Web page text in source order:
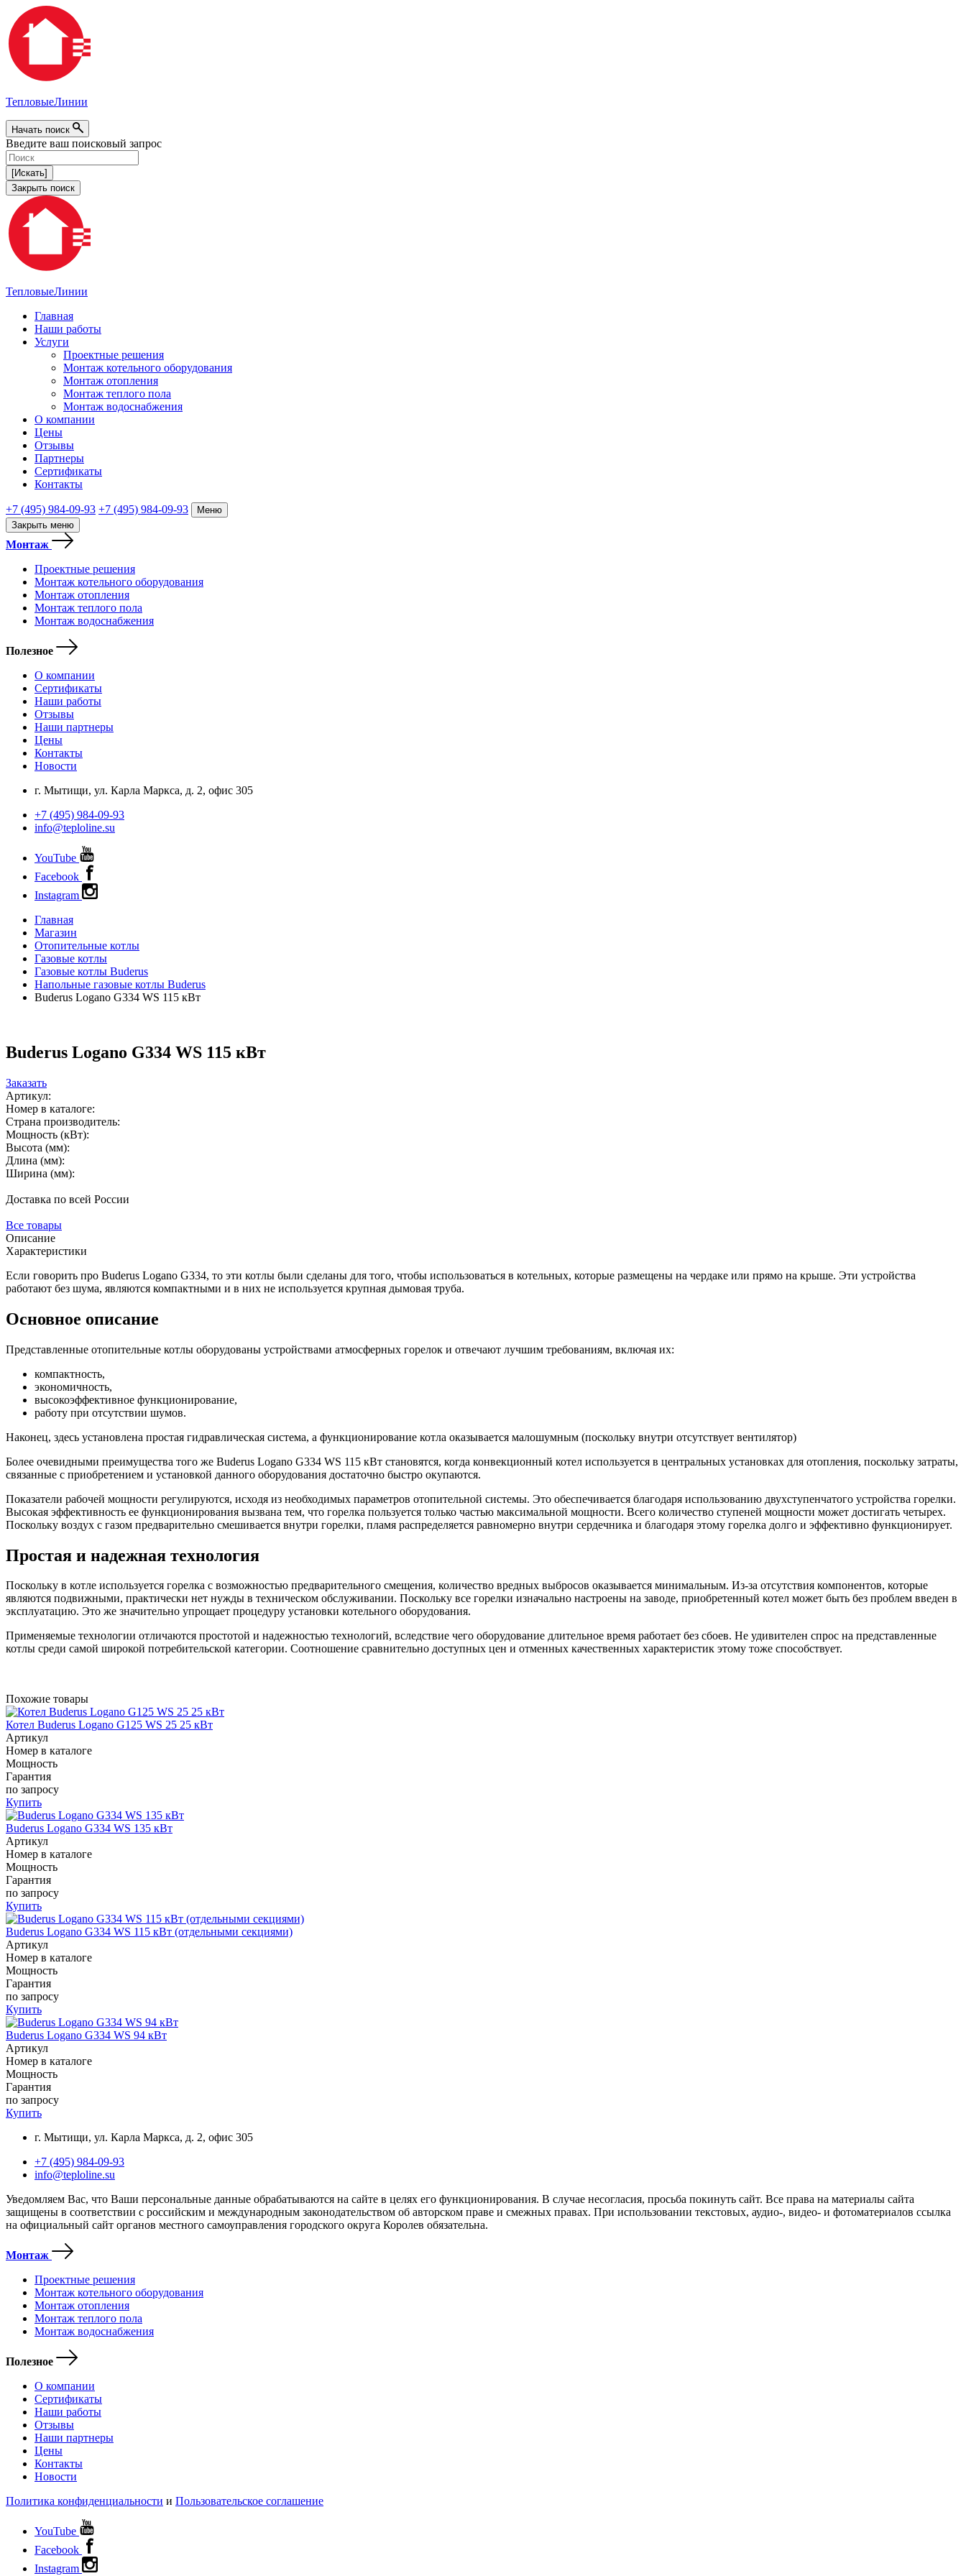
ТепловыеЛинии
Начать поиск
Введите ваш поисковый запрос
[Искать]
Закрыть поиск
ТепловыеЛинии
Главная
Наши работы
Услуги
Проектные решения
Монтаж котельного оборудования
Монтаж отопления
Монтаж теплого пола
Монтаж водоснабжения
О компании
Цены
Отзывы
Партнеры
Сертификаты
Контакты
+7 (495) 984-09-93 +7 (495) 984-09-93
Меню
Закрыть меню
Монтаж
Проектные решения
Монтаж котельного оборудования
Монтаж отопления
Монтаж теплого пола
Монтаж водоснабжения
Полезное
О компании
Сертификаты
Наши работы
Отзывы
Наши партнеры
Цены
Контакты
Новости
г. Мытищи, ул. Карла Маркса, д. 2, офис 305
+7 (495) 984-09-93
info@teploline.su
YouTube
Facebook
Instagram
Главная
Магазин
Отопительные котлы
Газовые котлы
Газовые котлы Buderus
Напольные газовые котлы Buderus
Buderus Logano G334 WS 115 кВт
Buderus Logano G334 WS 115 кВт
Заказать
Артикул:
Номер в каталоге:
Страна производитель:
Мощность (кВт):
Высота (мм):
Длина (мм):
Ширина (мм):
Доставка по всей России
Все товары
Описание
Характеристики
Если говорить про Buderus Logano G334, то эти котлы были сделаны для того, чтобы использоваться в котельных, которые размещены на чердаке или прямо на крыше. Эти устройства
работают без шума, являются компактными и в них не используется крупная дымовая труба.
Основное описание
Представленные отопительные котлы оборудованы устройствами атмосферных горелок и отвечают лучшим требованиям, включая их:
компактность,
экономичность,
высокоэффективное функционирование,
работу при отсутствии шумов.
Наконец, здесь установлена простая гидравлическая система, а функционирование котла оказывается малошумным (поскольку внутри отсутствует вентилятор)
Более очевидными преимущества того же Buderus Logano G334 WS 115 кВт становятся, когда конвекционный котел используется в центральных установках для отопления, поскольку затраты,
связанные с приобретением и установкой данного оборудования достаточно быстро окупаются.
Показатели рабочей мощности регулируются, исходя из необходимых параметров отопительной системы. Это обеспечивается благодаря использованию двухступенчатого устройства горелки.
Высокая эффективность ее функционирования вызвана тем, что горелка пользуется только частью максимальной мощности. Всего количество ступеней мощности может достигать четырех.
Поскольку воздух с газом предварительно смешивается внутри горелки, пламя распределяется равномерно внутри сердечника и благодаря этому горелка долго и эффективно функционирует.
Простая и надежная технология
Поскольку в котле используется горелка с возможностью предварительного смещения, количество вредных выбросов оказывается минимальным. Из-за отсутствия компонентов, которые
являются подвижными, практически нет нужды в техническом обслуживании. Поскольку все горелки изначально настроены на заводе, приобретенный котел может быть без проблем введен в
эксплуатацию. Это же значительно упрощает процедуру установки котельного оборудования.
Применяемые технологии отличаются простотой и надежностью технологий, вследствие чего оборудование длительное время работает без сбоев. Не удивителен спрос на представленные
котлы среди самой широкой потребительской категории. Соотношение сравнительно доступных цен и отменных качественных характеристик этому тоже способствует.
Похожие товары
Котел Buderus Logano G125 WS 25 25 кВт
Артикул
Номер в каталоге
Мощность
Гарантия
по запросу
Купить
Buderus Logano G334 WS 135 кВт
Артикул
Номер в каталоге
Мощность
Гарантия
по запросу
Купить
Buderus Logano G334 WS 115 кВт (отдельными секциями)
Артикул
Номер в каталоге
Мощность
Гарантия
по запросу
Купить
Buderus Logano G334 WS 94 кВт
Артикул
Номер в каталоге
Мощность
Гарантия
по запросу
Купить
г. Мытищи, ул. Карла Маркса, д. 2, офис 305
+7 (495) 984-09-93
info@teploline.su
Уведомляем Вас, что Ваши персональные данные обрабатываются на сайте в целях его функционирования. В случае несогласия, просьба покинуть сайт. Все права на материалы сайта
защищены в соответствии с российским и международным законодательством об авторском праве и смежных правах. При использовании текстовых, аудио-, видео- и фотоматериалов ссылка
на официальный сайт органов местного самоуправления городского округа Королев обязательна.
Монтаж
Проектные решения
Монтаж котельного оборудования
Монтаж отопления
Монтаж теплого пола
Монтаж водоснабжения
Полезное
О компании
Сертификаты
Наши работы
Отзывы
Наши партнеры
Цены
Контакты
Новости
Политика конфиденциальности и Пользовательское соглашение
YouTube
Facebook
Instagram